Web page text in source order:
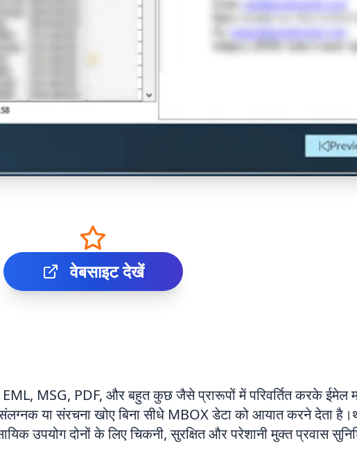
वेबसाइट देखें
MSG, PDF, और बहुत कुछ जैसे प्रारूपों में परिवर्तित करके ईमेल
या संरचना खोए बिना सीधे MBOX डेटा को आयात करने देता
उपयोग दोनों के लिए चिकनी, सुरक्षित और परेशानी मुक्त प्रवास